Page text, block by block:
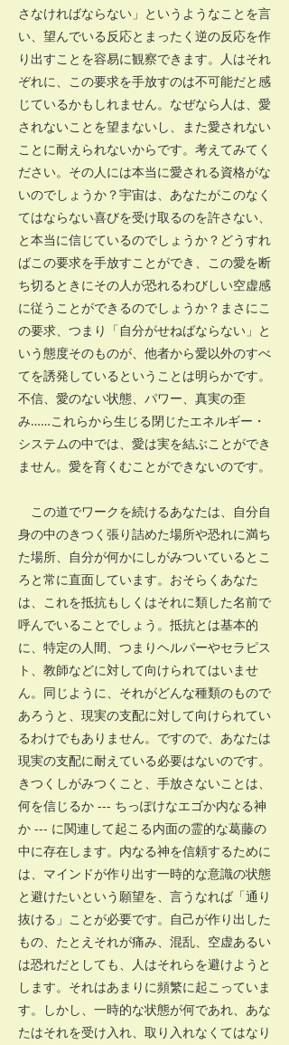
さなければならない」というようなことを言
い、望んでいる反応とまったく逆の反応を作
り出すことを容易に観察できます。人はそれ
ぞれに、この要求を手放すのは不可能だと感
じているかもしれません。なぜなら人は、愛
されないことを望まないし、また愛されない
ことに耐えられないからです。考えてみてく
ださい。その人には本当に愛される資格がな
いのでしょうか？宇宙は、あなたがこのなく
てはならない喜びを受け取るのを許さない、
と本当に信じているのでしょうか？どうすれ
ばこの要求を手放すことができ、この愛を断
ち切るときにその人が恐れるわびしい空虚感
に従うことができるのでしょうか？まさにこ
の要求、つまり「自分がせねばならない」と
いう態度そのものが、他者から愛以外のすべ
てを誘発しているということは明らかです。
不信、愛のない状態、パワー、真実の歪
み……これらから生じる閉じたエネルギー・
システムの中では、愛は実を結ぶことができ
ません。愛を育くむことができないのです。
この道でワークを続けるあなたは、自分自
身の中のきつく張り詰めた場所や恐れに満ち
た場所、自分が何かにしがみついているとこ
ろと常に直面しています。おそらくあなた
は、これを抵抗もしくはそれに類した名前で
呼んでいることでしょう。抵抗とは基本的
に、特定の人間、つまりヘルパーやセラピス
ト、教師などに対して向けられてはいませ
ん。同じように、それがどんな種類のもので
あろうと、現実の支配に対して向けられてい
るわけでもありません。ですので、あなたは
現実の支配に耐えている必要はないのです。
きつくしがみつくこと、手放さないことは、
何を信じるか --- ちっぽけなエゴか内なる神
か --- に関連して起こる内面の霊的な葛藤の
中に存在します。内なる神を信頼するために
は、マインドが作り出す一時的な意識の状態
と避けたいという願望を、言うなれば「通り
抜ける」ことが必要です。自己が作り出した
もの、たとえそれが痛み、混乱、空虚あるい
は恐れだとしても、人はそれらを避けようと
します。それはあまりに頻繁に起こっていま
す。しかし、一時的な状態が何であれ、あな
たはそれを受け入れ、取り入れなくてはなり